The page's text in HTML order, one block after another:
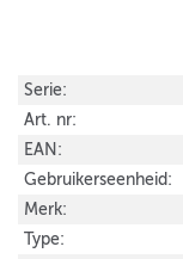
Serie:
Art. nr:
EAN:
Gebruikerseenheid:
Merk:
Type: